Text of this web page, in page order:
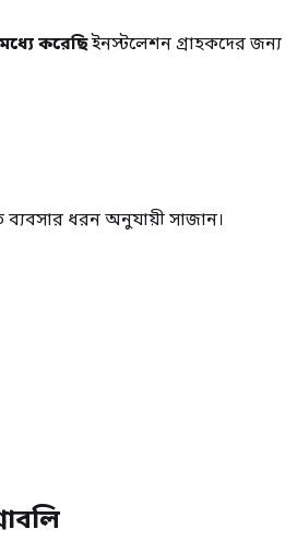
করেছিইনস্টলেশন গ্রাহকদের জন্য
ধরন অনুযায়ী সাজান।